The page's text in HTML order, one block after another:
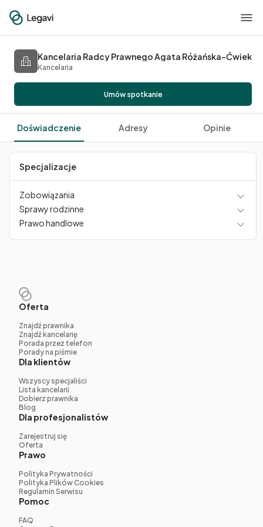
Kancelaria Radcy Prawnego Agata Różańska-Ćwiek
Kancelaria
Umów spotkanie
Doświadczenie Adresy Opinie
Specjalizacje
Zobowiązania
Sprawy rodzinne
Prawo handlowe
Oferta
Znajdź prawnika
Znajdź kancelarię
Porada przez telefon
Porady na piśmie
Dla klientów
Wszyscy specjaliści
Lista kancelarii
Dobierz prawnika
Blog
Dla profesjonalistów
Zarejestruj się
Oferta
Prawo
Polityka Prywatności
Polityka Plików Cookies
Regulamin Serwisu
Pomoc
FAQ